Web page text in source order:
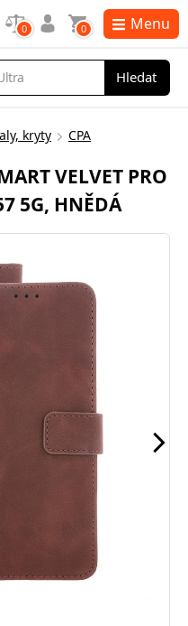
Hledat
0 0 Menu
kryty CPA
VELVET PRO
5G, HNĚDÁ